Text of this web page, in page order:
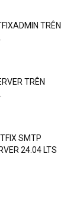
TRÊN
TRÊN
SMTP
24.04 LTS